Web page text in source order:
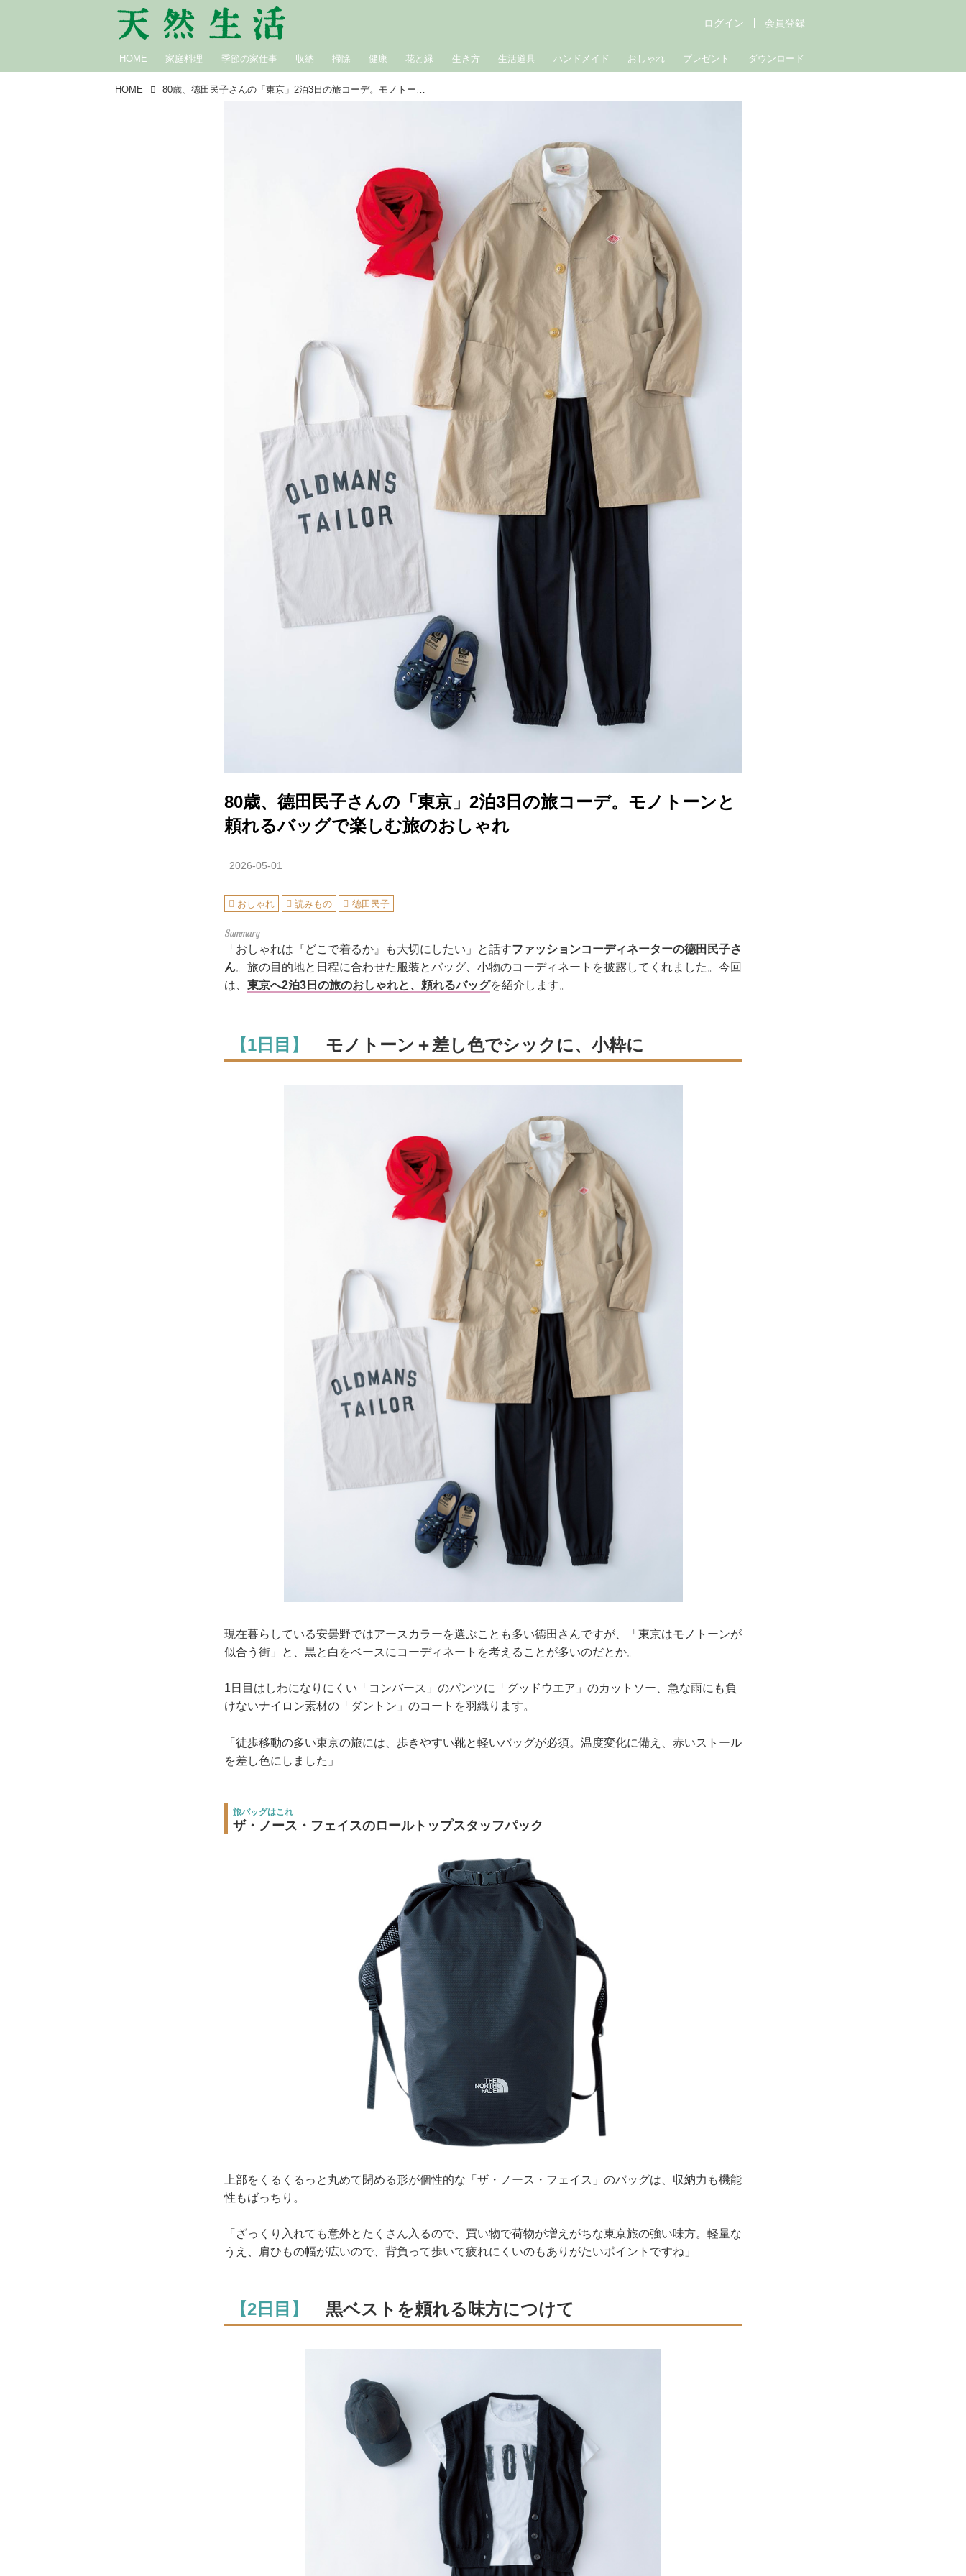
HOME 家庭料理 季節の家仕事 収納 掃除 健康 花と緑 生き方 生活道具 ハンドメイド おしゃれ プレゼント ダウンロード
ログイン 会員登録
HOME 80歳、德田民子さんの「東京」2泊3日の旅コーデ。モノトーンと頼れるバッグで楽しむ旅のおしゃれ
80歳、德田民子さんの「東京」2泊3日の旅コーデ。モノトーンと
頼れるバッグで楽しむ旅のおしゃれ
2026-05-01
おしゃれ 読みもの 德田民子
「おしゃれは『どこで着るか』も大切にしたい」と話すファッションコーディネーターの德田民子さ
ん。旅の目的地と日程に合わせた服装とバッグ、小物のコーディネートを披露してくれました。今回
は、 東京へ2泊3日の旅のおしゃれと、頼れるバッグを紹介します。
【1日目】 モノトーン＋差し色でシックに、小粋に
現在暮らしている安曇野ではアースカラーを選ぶことも多い德田さんですが、「東京はモノトーンが
似合う街」と、黒と白をベースにコーディネートを考えることが多いのだとか。
1日目はしわになりにくい「コンバース」のパンツに「グッドウエア」のカットソー、急な雨にも負
けないナイロン素材の「ダントン」のコートを羽織ります。
「徒歩移動の多い東京の旅には、歩きやすい靴と軽いバッグが必須。温度変化に備え、赤いストール
を差し色にしました」
旅バッグはこれ
ザ・ノース・フェイスのロールトップスタッフパック
上部をくるくるっと丸めて閉める形が個性的な「ザ・ノース・フェイス」のバッグは、収納力も機能
性もばっちり。
「ざっくり入れても意外とたくさん入るので、買い物で荷物が増えがちな東京旅の強い味方。軽量な
うえ、肩ひもの幅が広いので、背負って歩いて疲れにくいのもありがたいポイントですね」
【2日目】 黒ベストを頼れる味方につけて